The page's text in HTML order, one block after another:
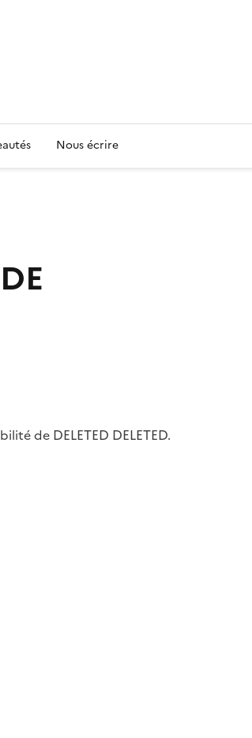
Nous écrire
de DELETED DELETED.